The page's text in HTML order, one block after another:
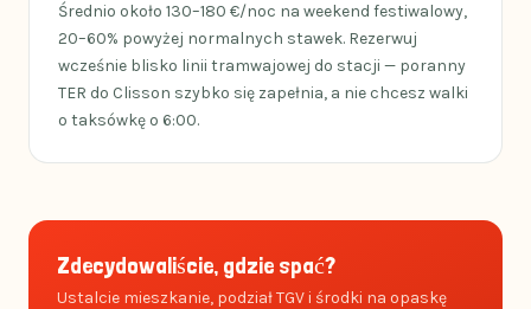
Średnio około 130–180 €/noc na weekend festiwalowy,
20–60% powyżej normalnych stawek. Rezerwuj
wcześnie blisko linii tramwajowej do stacji — poranny
TER do Clisson szybko się zapełnia, a nie chcesz walki
o taksówkę o 6:00.
Zdecydowaliście, gdzie spać?
Ustalcie mieszkanie, podział TGV i środki na opaskę